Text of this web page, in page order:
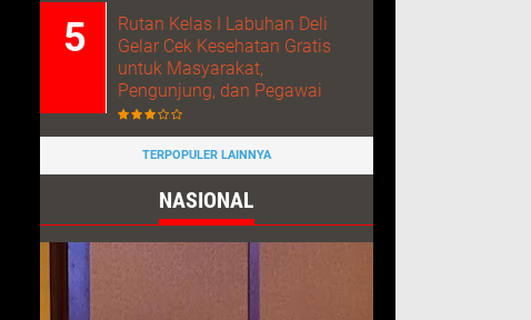
Rutan Kelas I Labuhan Deli
Gelar Cek Kesehatan Gratis
untuk Masyarakat,
Pengunjung, dan Pegawai
TERPOPULER LAINNYA
NASIONAL